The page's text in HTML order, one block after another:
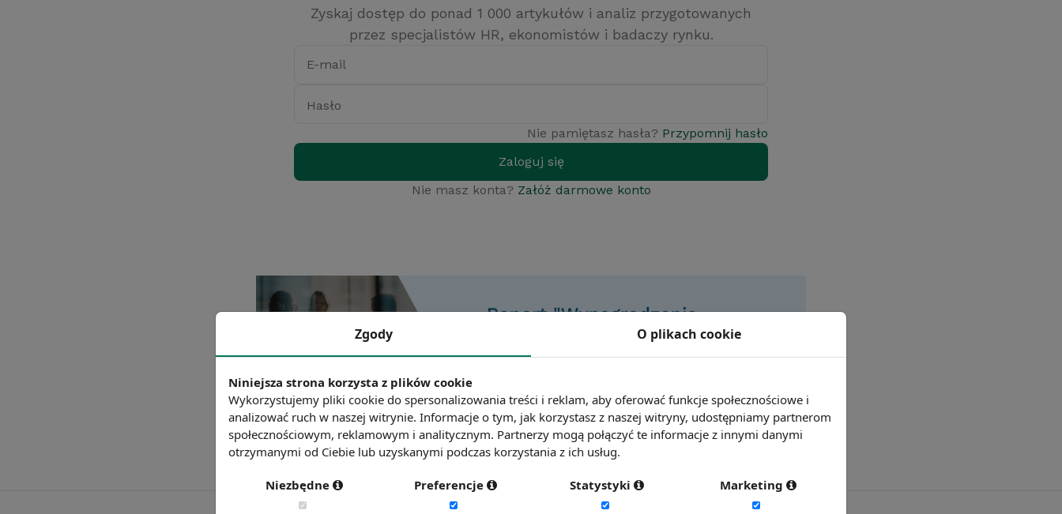
Zyskaj dostęp do ponad 1 000 artykułów i analiz przygotowanych
przez specjalistów HR, ekonomistów i badaczy rynku.
E-mail
Hasło
Nie pamiętasz hasła? Przypomnij hasło
Zaloguj się
Nie masz konta? Załóż darmowe konto
Zgody O plikach cookie
Niniejsza strona korzysta z plików cookie
Wykorzystujemy pliki cookie do spersonalizowania treści i reklam, aby oferować funkcje społecznościowe i
analizować ruch w naszej witrynie. Informacje o tym, jak korzystasz z naszej witryny, udostępniamy partnerom
społecznościowym, reklamowym i analitycznym. Partnerzy mogą połączyć te informacje z innymi danymi
otrzymanymi od Ciebie lub uzyskanymi podczas korzystania z ich usług.
Niezbędne Preferencje Statystyki Marketing